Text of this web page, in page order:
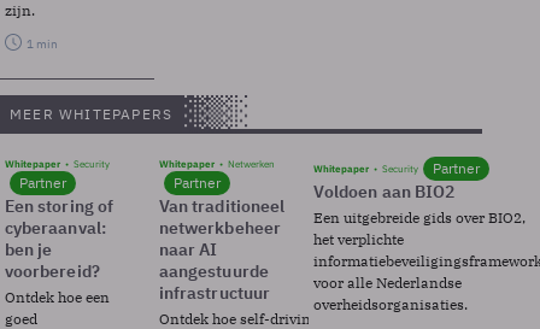
zijn.
1 min
MEER WHITEPAPERS
Whitepaper Security
Partner
Een storing of
cyberaanval:
ben je
voorbereid?
Ontdek hoe een
goed
Whitepaper Netwerken
Partner
Van traditioneel
netwerkbeheer
naar AI
aangestuurde
infrastructuur
Ontdek hoe self-driving
Whitepaper Security Partner
Voldoen aan BIO2
Een uitgebreide gids over BIO2,
het verplichte
voor alle Nederlandse
overheidsorganisaties.